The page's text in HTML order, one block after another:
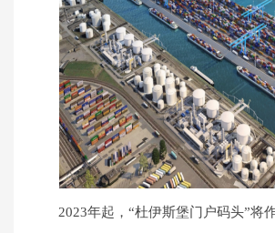
2023年起，“杜伊斯堡门户码头”将